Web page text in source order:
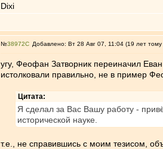
Dixi
№38972 Добавлено: Вт 28 Авг 07, 11:04 (19 лет тому
угу, Феофан Затворник переиначил
истолковали правильно, не в пример
Цитата:
Я сделал за Вас Вашу работу -
исторической науке.
т.е., не справившись с моим тезисом,